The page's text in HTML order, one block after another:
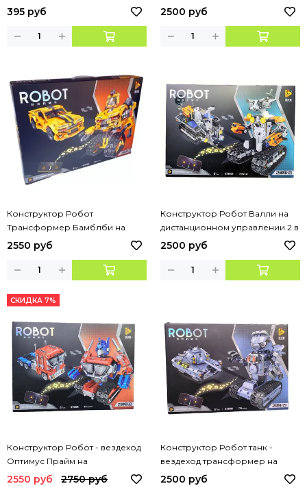
395 руб
дистанционном управлении 2 в
2500 руб
Конструктор Робот
Трансформер Бамблби на
дистанционном управлении 2 в
2550 руб
Конструктор Робот Валли на
дистанционном управлении 2 в
1, 739 деталей
2500 руб
СКИДКА 7%
Конструктор Робот - вездеход
Оптимус Прайм на
дистанционном управлении 2 в
2550 руб 2750 руб
Конструктор Робот танк -
вездеход трансформер на
дистанционном управлении 2 в
2500 руб